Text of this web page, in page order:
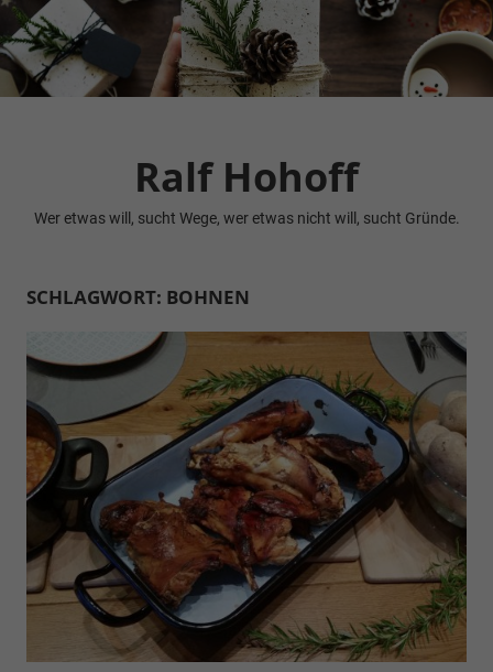
Zum
Inhalt
springen
Ralf Hohoff
Wer etwas will, sucht Wege, wer etwas nicht will, sucht Gründe.
SCHLAGWORT: BOHNEN